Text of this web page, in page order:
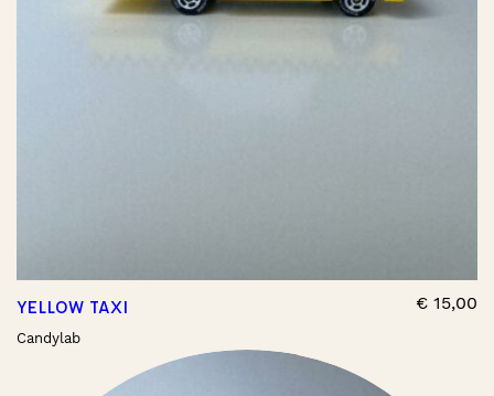
YELLOW TAXI
Candylab
€ 15,00